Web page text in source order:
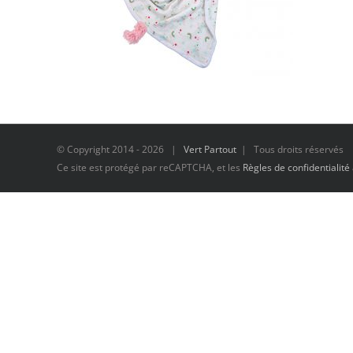
© Copyright 2014 -2026 | Vert Partout | Tous droits réservés
Ce site est protégé par reCAPTCHA, et les Règles de confidentialité